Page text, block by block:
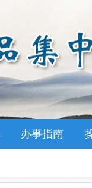
办事指南